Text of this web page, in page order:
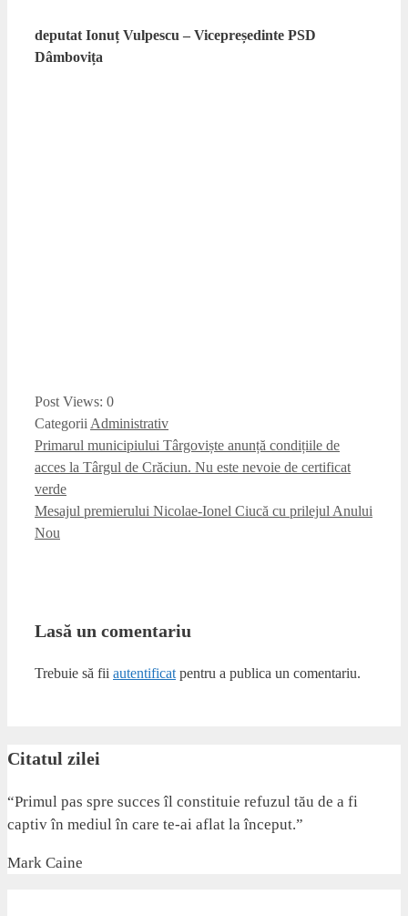
deputat Ionuț Vulpescu – Vicepreședinte PSD
Dâmbovița
Post Views: 0
Categorii Administrativ
Primarul municipiului Târgoviște anunță condițiile de
acces la Târgul de Crăciun. Nu este nevoie de certificat
verde
Mesajul premierului Nicolae-Ionel Ciucă cu prilejul Anului
Nou
Lasă un comentariu
Trebuie să fii autentificat pentru a publica un comentariu.
Citatul zilei
“Primul pas spre succes îl constituie refuzul tău de a fi
captiv în mediul în care te-ai aflat la început.”
Mark Caine